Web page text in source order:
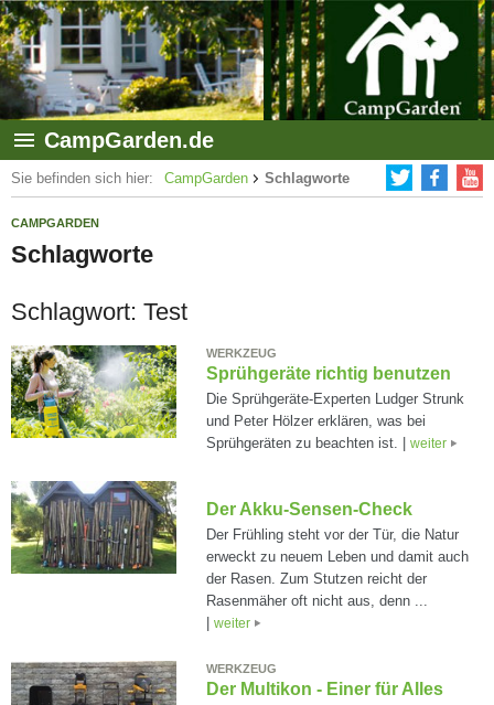
CampGarden.de
Sie befinden sich hier: CampGarden Schlagworte
CAMPGARDEN
Schlagworte
Schlagwort: Test
WERKZEUG
Sprühgeräte richtig benutzen
Die Sprühgeräte-Experten Ludger Strunk
und Peter Hölzer erklären, was bei
Sprühgeräten zu beachten ist. | weiter
Der Akku-Sensen-Check
Der Frühling steht vor der Tür, die Natur
erweckt zu neuem Leben und damit auch
der Rasen. Zum Stutzen reicht der
Rasenmäher oft nicht aus, denn ...
weiter
WERKZEUG
Der Multikon - Einer für Alles